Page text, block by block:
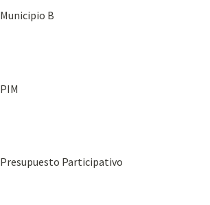
Municipio B
PIM
Presupuesto Participativo